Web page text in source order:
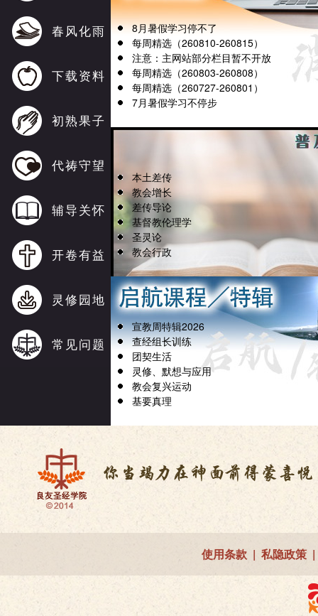
春风化雨
下载资料
初熟果子
代祷守望
辅导关怀
开卷有益
灵修园地
常见问题
8月暑假学习停不了
每周精选（260810-260815）
注意：主网站部分栏目暂不开放
每周精选（260803-260808）
每周精选（260727-260801）
7月暑假学习不停步
本土差传
教会增长
差传导论
基督教伦理学
圣灵论
教会行政
宣教周特辑2026
查经组长训练
团契生活
灵修、默想与应用
教会复兴运动
基要真理
使用条款 | 私隐政策